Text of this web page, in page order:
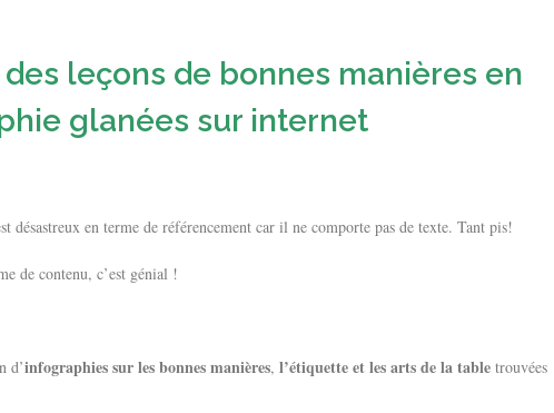
leçons de bonnes manières en
glanées sur internet
désastreux en terme de référencement car il ne comporte pas de texte. Tant pis!
de contenu, c’est génial !
d’infographies sur les bonnes manières, l’étiquette et les arts de la table trouvées